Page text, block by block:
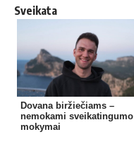
Sveikata
Dovana biržiečiams –
nemokami sveikatingumo
mokymai